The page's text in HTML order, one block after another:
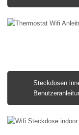
Steckdosen